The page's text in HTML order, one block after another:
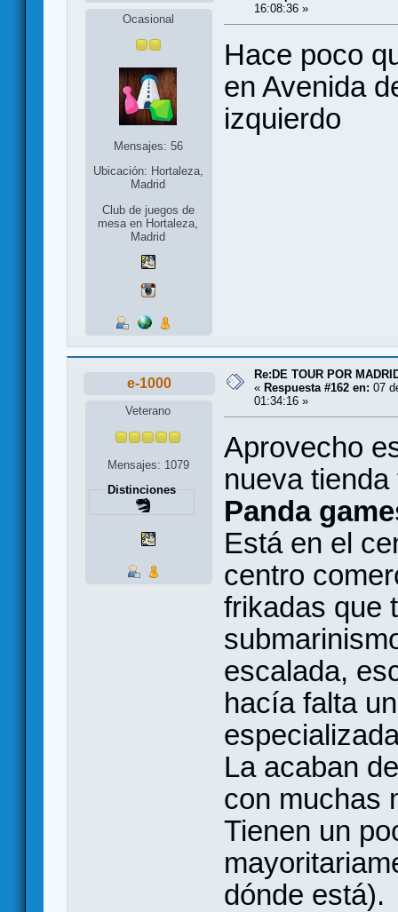
Ocasional
Mensajes: 56
Ubicación: Hortaleza,
Madrid
Club de juegos de
mesa en Hortaleza,
Madrid
16:08:36 »
Hace poco
en Avenida
izquierdo
e-1000
Veterano
Mensajes: 1079
Distinciones
Re:DE TOUR POR
« Respuesta #162 en: 07
01:34:16 »
Aprovecho
nueva
Panda
Está en el
centro
frikadas que
escalada,
hacía falta
La acaban
con muchas
Tienen un
dónde está).